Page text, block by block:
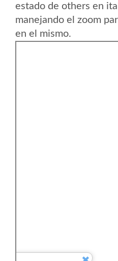
estado de others en
manejando el zoom
en el mismo.